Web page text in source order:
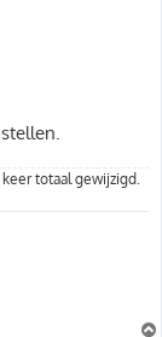
keer totaal gewijzigd.